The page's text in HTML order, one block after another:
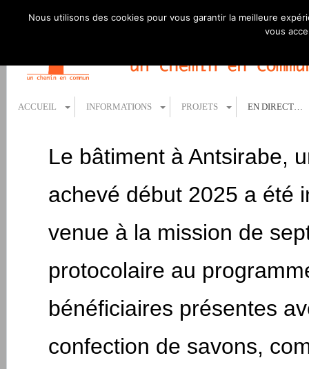
ACCUEIL INFORMATIONS PROJETS EN DIRECT…
Le bâtiment à Antsirabe,
achevé début 2025 a été
venue à la mission de
protocolaire au
bénéficiaires présentes
confection de savons,
Nous utilisons des cookies pour vous garantir la meilleure
vous